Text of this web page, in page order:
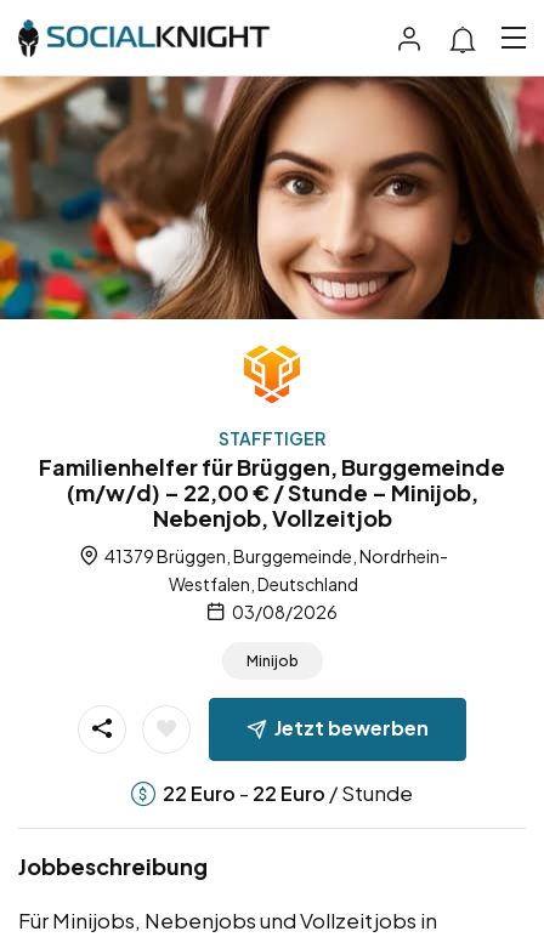
STAFFTIGER
Familienhelfer für Brüggen, Burggemeinde
(m/w/d) – 22,00 € / Stunde – Minijob,
Nebenjob, Vollzeitjob
41379 Brüggen, Burggemeinde, Nordrhein-
Westfalen, Deutschland
03/08/2026
Minijob
Jetzt bewerben
22 Euro - 22 Euro / Stunde
Jobbeschreibung
Für Minijobs, Nebenjobs und Vollzeitjobs in